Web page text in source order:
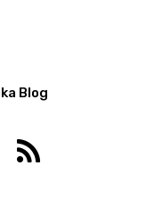
Blog